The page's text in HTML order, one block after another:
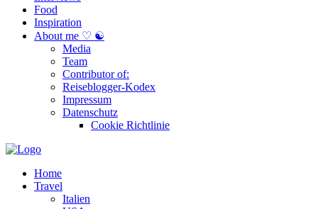
Food
Inspiration
About me ♡ ☯
Media
Team
Contributor of:
Reiseblogger-Kodex
Impressum
Datenschutz
Cookie Richtlinie
Home
Travel
Italien